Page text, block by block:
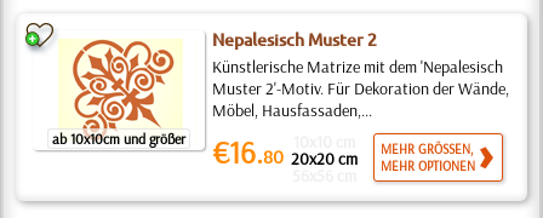
ab 10x10cm und größer
Nepalesisch Muster 2
Künstlerische Matrize mit dem 'Nepalesisch
Muster 2'-Motiv. Für Dekoration der Wände,
Möbel, Hausfassaden,...
€16.80 20x20 cm
MEHR GRÖSSEN,
MEHR OPTIONEN